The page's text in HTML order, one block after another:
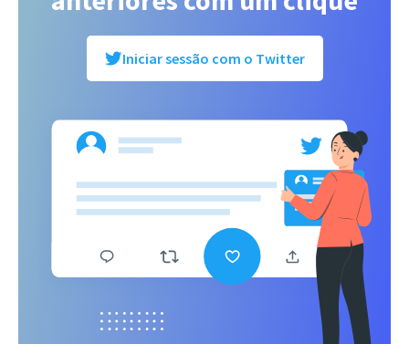
Iniciar sessão com o Twitter